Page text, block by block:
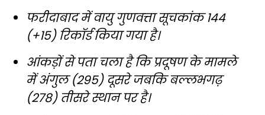
फरीदाबाद में वायु गुणवत्ता सूचकांक 144
(+15) रिकॉर्ड किया गया है।
आंकड़ों से पता चला है कि प्रदूषण के मामले
में अंगुल (295) दूसरे जबकि बल्लभगढ़
(278) तीसरे स्थान पर है।